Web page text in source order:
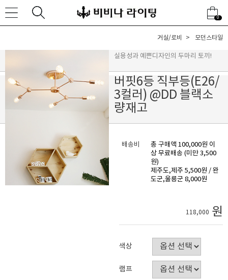
0
거실/로비 모던스타일
실용성과 예쁜디자인의 두마리 토끼!
버핏6등 직부등(E26/
3컬러) @DD 블랙소
량재고
배송비
총 구매액 100,000원 이
상 무료배송 (미만 3,500
원)
제주도,제주 5,500원 / 완
도군,울릉군 8,000원
118,000 원
색상
램프